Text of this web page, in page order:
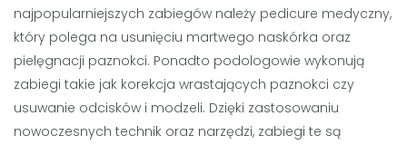
najpopularniejszych zabiegów należy pedicure medyczny,
który polega na usunięciu martwego naskórka oraz
pielęgnacji paznokci. Ponadto podologowie wykonują
zabiegi takie jak korekcja wrastających paznokci czy
usuwanie odcisków i modzeli. Dzięki zastosowaniu
nowoczesnych technik oraz narzędzi, zabiegi te są